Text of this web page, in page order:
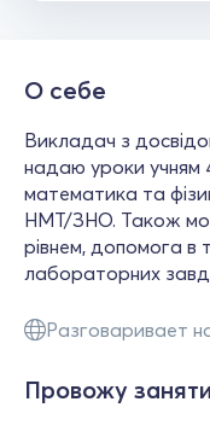
О себе
Викладач з
надаю уроки учням
математика та
НМТ/ЗНО. Також
рівнем, допомога в
лабораторних
Разговаривает
Провожу